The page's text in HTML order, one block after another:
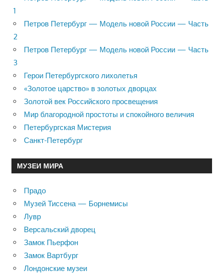
1
Петров Петербург — Модель новой России — Часть
2
Петров Петербург — Модель новой России — Часть
3
Герои Петербургского лихолетья
«Золотое царство» в золотых дворцах
Золотой век Российского просвещения
Мир благородной простоты и спокойного величия
Петербургская Мистерия
Санкт-Петербург
МУЗЕИ МИРА
Прадо
Музей Тиссена — Борнемисы
Лувр
Версальский дворец
Замок Пьерфон
Замок Вартбург
Лондонские музеи